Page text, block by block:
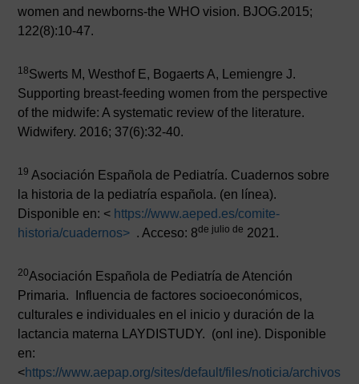
women and newborns-the WHO vision. BJOG.2015;
122(8):10-47.
18Swerts M, Westhof E, Bogaerts A, Lemiengre J.
Supporting breast-feeding women from the perspective
of the midwife: A systematic review of the literature.
Widwifery. 2016; 37(6):32-40.
19 Asociación Española de Pediatría. Cuadernos sobre
la historia de la pediatría española. (en línea).
Disponible en: < https://www.aeped.es/comite-
historia/cuadernos> . Acceso: 8de julio de 2021.
20Asociación Española de Pediatría de Atención
Primaria. Influencia de factores socioeconómicos,
culturales e individuales en el inicio y duración de la
lactancia materna LAYDISTUDY. (onl ine). Disponible
en:
<https://www.aepap.org/sites/default/files/noticia/archivos